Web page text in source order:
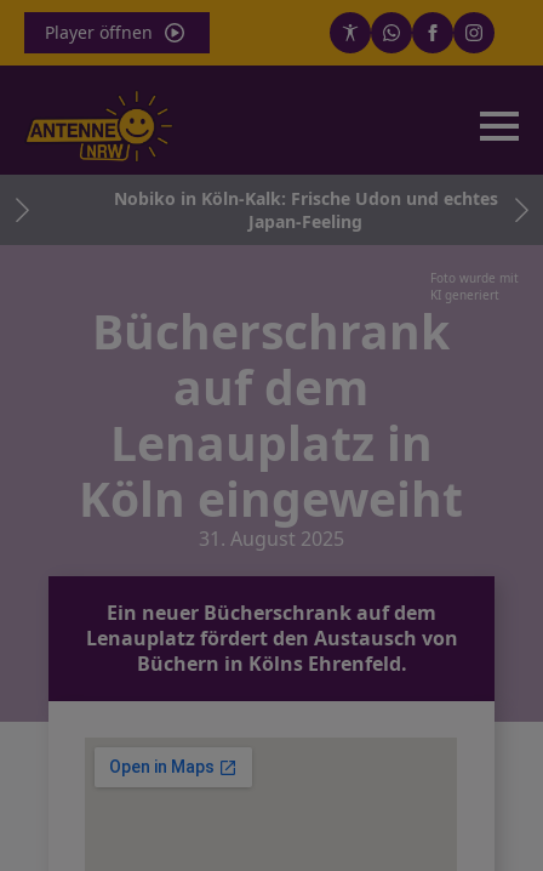
Player öffnen
Nobiko in Köln-Kalk: Frische Udon und echtes
Japan-Feeling
Foto wurde mit
KI generiert
Bücherschrank
auf dem
Lenauplatz in
Köln eingeweiht
31. August 2025
Ein neuer Bücherschrank auf dem
Lenauplatz fördert den Austausch von
Büchern in Kölns Ehrenfeld.